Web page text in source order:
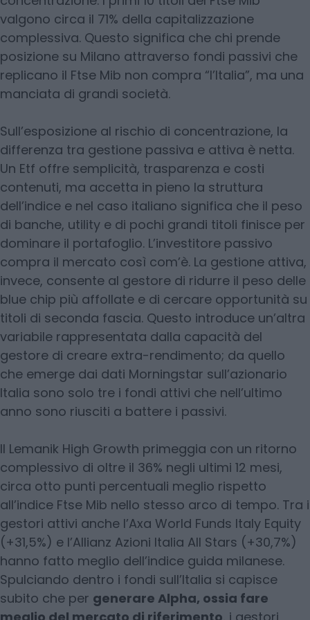
valgono circa il 71% della capitalizzazione
complessiva. Questo significa che chi prende
posizione su Milano attraverso fondi passivi che
replicano il Ftse Mib non compra “l’Italia”, ma una
manciata di grandi società.
Sull’esposizione al rischio di concentrazione, la
differenza tra gestione passiva e attiva è netta.
Un Etf offre semplicità, trasparenza e costi
contenuti, ma accetta in pieno la struttura
dell’indice e nel caso italiano significa che il peso
di banche, utility e di pochi grandi titoli finisce per
dominare il portafoglio. L’investitore passivo
compra il mercato così com’è. La gestione attiva,
invece, consente al gestore di ridurre il peso delle
blue chip più affollate e di cercare opportunità su
titoli di seconda fascia. Questo introduce un’altra
variabile rappresentata dalla capacità del
gestore di creare extra-rendimento; da quello
che emerge dai dati Morningstar sull’azionario
Italia sono solo tre i fondi attivi che nell’ultimo
anno sono riusciti a battere i passivi.
Il Lemanik High Growth primeggia con un ritorno
complessivo di oltre il 36% negli ultimi 12 mesi,
circa otto punti percentuali meglio rispetto
all’indice Ftse Mib nello stesso arco di tempo. Tra i
gestori attivi anche l’Axa World Funds Italy Equity
(+31,5%) e l’Allianz Azioni Italia All Stars (+30,7%)
hanno fatto meglio dell’indice guida milanese.
Spulciando dentro i fondi sull’Italia si capisce
subito che per generare Alpha, ossia fare